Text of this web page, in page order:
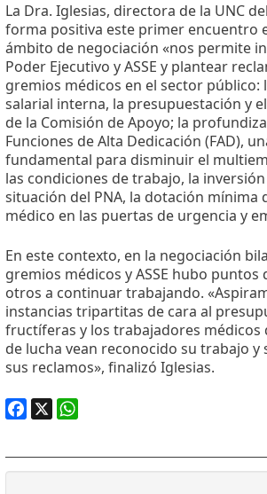
La Dra. Iglesias, directora de la UNC
forma positiva este primer encuentro
ámbito de negociación «nos permite
Poder Ejecutivo y ASSE y plantear
gremios médicos en el sector público:
salarial interna, la presupuestación y
de la Comisión de Apoyo; la
Funciones de Alta Dedicación (FAD),
fundamental para disminuir el
las condiciones de trabajo, la
situación del PNA, la dotación mínima
médico en las puertas de urgencia y
En este contexto, en la negociación
gremios médicos y ASSE hubo puntos
otros a continuar trabajando.
instancias tripartitas de cara al
fructíferas y los trabajadores médicos
de lucha vean reconocido su trabajo y
sus reclamos», finalizó Iglesias.